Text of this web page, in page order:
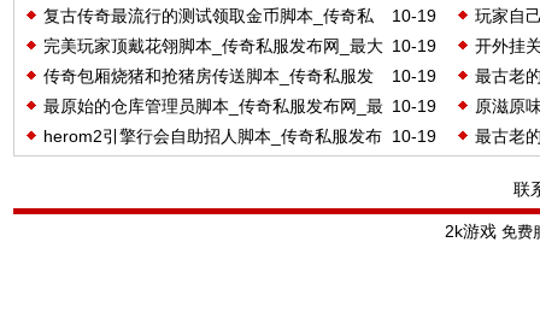
10-19
复古传奇最流行的测试领取金币脚本_传奇私
服发布网_最大传奇私服平台_新开传奇网站发布
_2kyouxi.Com
玩家自
网_最大
10-19
完美玩家顶戴花翎脚本_传奇私服发布网_最大
传奇私服平台_新开传奇网站发布_2kyouxi.Com
开外挂
网_最大
10-19
传奇包厢烧猪和抢猪房传送脚本_传奇私服发
布网_最大传奇私服平台_新开传奇网站发布
_2kyouxi.Com
最古老
最大传
10-19
最原始的仓库管理员脚本_传奇私服发布网_最
大传奇私服平台_新开传奇网站发布_2kyouxi.Com
原滋原
网_最大
10-19
herom2引擎行会自助招人脚本_传奇私服发布
最古老
联
2k游戏 免费